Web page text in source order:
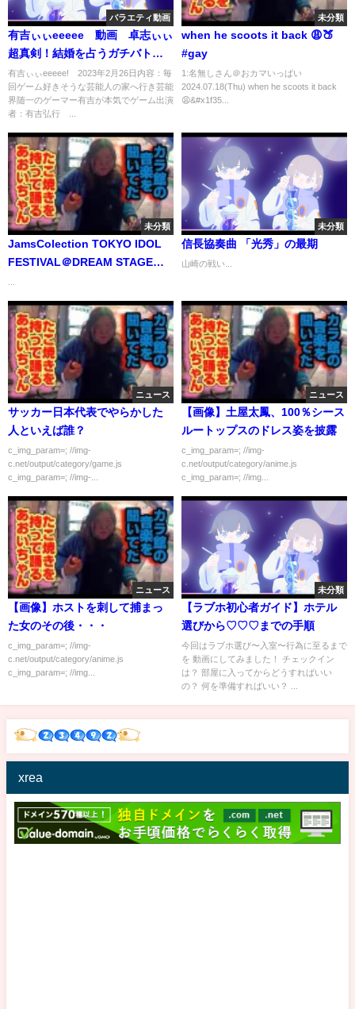
バラエティ動画
有吉ぃぃeeeee 動画 卓志ぃぃ
超真剣！結婚を占うガチバト
ル 2月26日
有吉ぃぃeeeee! 2023年2月26日内容：毎
回ゲーム好きそうな芸能人の家へ行き芸能
界随一のゲーマー有吉が本気でゲーム出演
者：有吉弘行 ...
未分類
when he scoots it back 😩🍑
#gay
1:名無しさん＠おカマいっぱい
2024.07.18(Thu) when he scoots it back
😩&#x1f35...
未分類
JamsColection TOKYO IDOL
FESTIVAL＠DREAM STAGE
未分類
信長協奏曲 「光秀」の最期
山崎の戦い...
ニュース
サッカー日本代表でやらかした
人といえば誰？
c_img_param=; //img-
c.net/output/category/game.js
c_img_param=; //img-...
ニュース
【画像】土屋太鳳、100％シース
ルートップスのドレス姿を披露
c_img_param=; //img-
c.net/output/category/anime.js
c_img_param=; //img...
ニュース
【画像】ホストを刺して捕まっ
た女のその後・・・
c_img_param=; //img-
c.net/output/category/anime.js
c_img_param=; //img...
未分類
【ラブホ初心者ガイド】ホテル
選びから♡♡♡までの手順
今回はラブホ選び〜入室〜行為に至るまで
を 動画にしてみました！ チェックイン
は？ 部屋に入ってからどうすればいい
の？ 何を準備すればいい？ ...
xrea